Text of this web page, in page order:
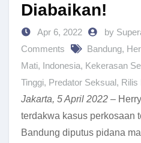
Diabaikan!
Apr 6, 2022 by
Comments
Bandung,
Mati, Indonesia, Kekerasan
Tinggi, Predator Seksual, Rilis
Jakarta, 5 April 2022 –
terdakwa kasus perkosaan
Bandung diputus pidana